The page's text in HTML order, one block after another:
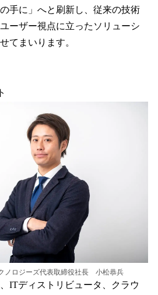
手に」へと刷新し、従来の技術
ーザー視点に立ったソリューシ
てまいります。
ノロジーズ代表取締役社長 小松恭兵
ITディストリビュータ、クラウ